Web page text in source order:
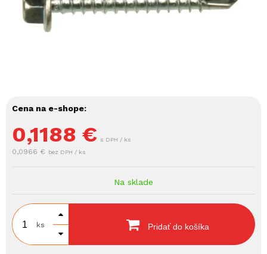
Cena na e-shope:
0,1188 € s DPH / ks
0,0966 € bez DPH / ks
Na sklade
ks Pridať do košíka